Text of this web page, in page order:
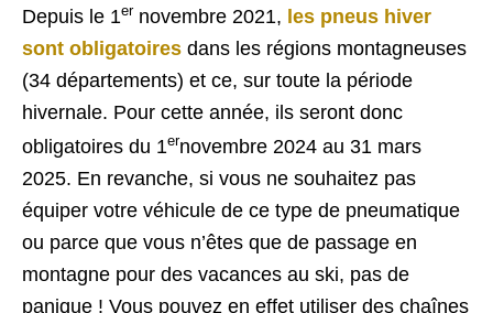
Depuis le 1ernovembre 2021, les pneus hiver
sont obligatoires dans les régions montagneuses
(34 départements) et ce, sur toute la période
hivernale. Pour cette année, ils seront donc
obligatoires du 1ernovembre 2024 au 31 mars
2025. En revanche, si vous ne souhaitez pas
équiper votre véhicule de ce type de pneumatique
ou parce que vous n’êtes que de passage en
montagne pour des vacances au ski, pas de
panique ! Vous pouvez en effet utiliser des chaînes